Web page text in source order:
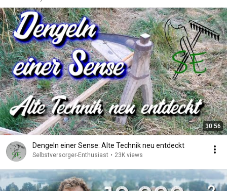
30:56
Dengeln einer Sense: Alte Technik neu entdeckt
Selbstversorger-Enthusiast • 23K views